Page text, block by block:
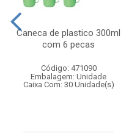
Caneca de plastico 300ml
com 6 pecas
Código: 471090
Embalagem: Unidade
Caixa Com: 30 Unidade(s)